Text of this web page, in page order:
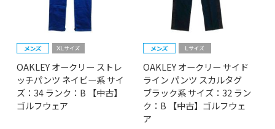
OAKLEY オークリー ストレ
ッチパンツ ネイビー系 サイ
ズ：34 ランク：B 【中古】
ゴルフウェア
OAKLEY オークリー サイド
ライン パンツ スカルタグ
ブラック系 サイズ：32 ラン
ク：B 【中古】ゴルフウェ
ア